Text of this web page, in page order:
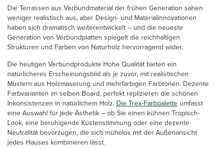
Die Terrassen aus Verbundmaterial der frühen Generation sahen
weniger realistisch aus, aber Design- und Materialinnovationen
haben sich dramatisch weiterentwickelt – und die neueste
Generation von Verbundplatten spiegelt die reichhaltigen
Strukturen und Farben von Naturholz hervorragend wider.
Die heutigen Verbundprodukte Hohe Qualität bieten ein
natürlicheres Erscheinungsbild als je zuvor, mit realistischen
Mustern aus Holzmaserung und mehrfarbigen Farbtönen. Dezente
Farbvarianten im selben Board, perfekt replizieren die schönen
Inkonsistenzen in natürlichem Holz. Die Trex-Farbpalette umfasst
eine Auswahl für jede Ästhetik – ob Sie einen kühnen Tropisch-
Look, eine beruhigende Küstenstimmung oder eine dezente
Neutralität bevorzugen, die sich mühelos mit der Außenansicht
jedes Hauses kombinieren lässt.